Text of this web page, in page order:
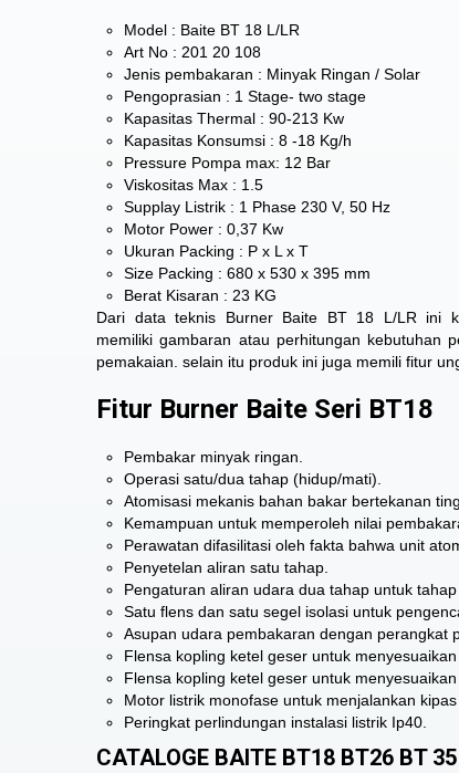
Model : Baite BT 18 L/LR
Art No : 201 20 108
Jenis pembakaran : Minyak Ringan / Solar
Pengoprasian : 1 Stage- two stage
Kapasitas Thermal : 90-213 Kw
Kapasitas Konsumsi : 8 -18 Kg/h
Pressure Pompa max: 12 Bar
Viskositas Max : 1.5
Supplay Listrik : 1 Phase 230 V, 50 Hz
Motor Power : 0,37 Kw
Ukuran Packing : P x L x T
Size Packing : 680 x 530 x 395 mm
Berat Kisaran : 23 KG
Dari data teknis Burner Baite BT 18 L/LR ini
memiliki gambaran atau perhitungan kebutuhan
pemakaian. selain itu produk ini juga memili fitur
Fitur Burner Baite Seri BT18
Pembakar minyak ringan.
Operasi satu/dua tahap (hidup/mati).
Atomisasi mekanis bahan bakar bertekanan
Kemampuan untuk memperoleh nilai
Perawatan difasilitasi oleh fakta bahwa unit
Penyetelan aliran satu tahap.
Pengaturan aliran udara dua tahap untuk
Satu flens dan satu segel isolasi untuk
Asupan udara pembakaran dengan perangkat
Flensa kopling ketel geser untuk
Flensa kopling ketel geser untuk
Motor listrik monofase untuk menjalankan
Peringkat perlindungan instalasi listrik Ip40.
CATALOGE BAITE BT18 BT26 BT